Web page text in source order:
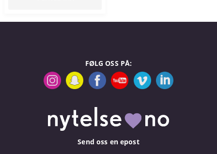
FØLG OSS PÅ:
Send oss en epost